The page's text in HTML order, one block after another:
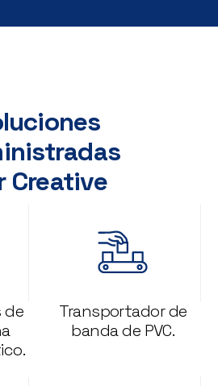
Creative
de
Transportador de
banda de PVC.